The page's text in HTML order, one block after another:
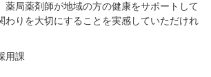
薬局薬剤師が地域の方の健康をサポートして
わりを大切にすることを実感していただけれ
用課